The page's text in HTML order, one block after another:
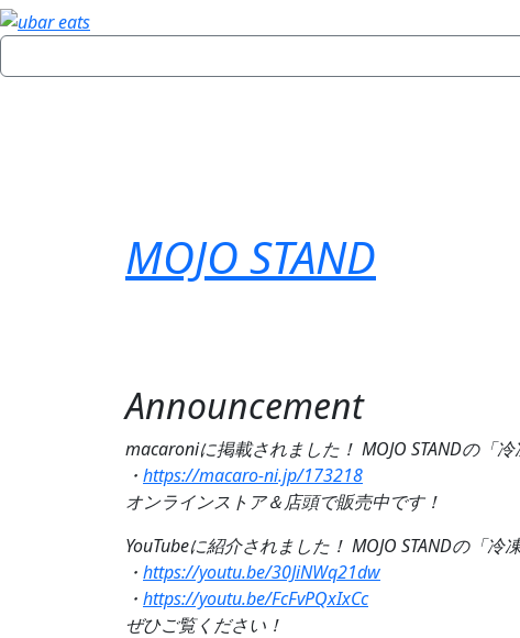
MOJO STAND
Announcement
macaroniに掲載されました！ MOJO STANDの
・ https://macaro-ni.jp/173218
オンラインストア＆店頭で販売中です！
YouTubeに紹介されました！ MOJO STANDの「
・ https://youtu.be/30JiNWq21dw
・ https://youtu.be/FcFvPQxIxCc
ぜひご覧ください！